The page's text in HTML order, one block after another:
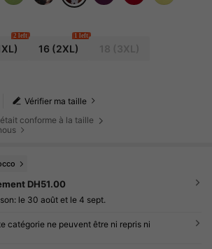
2 left
16 (2XL)
1 left
Vérifier ma taille
conforme à la taille
DH51.00
le 30 août et le 4 sept.
catégorie ne peuvent être ni repris ni